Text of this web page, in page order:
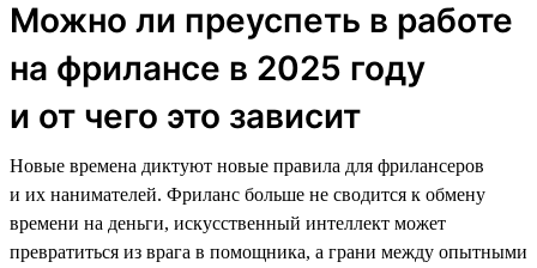
Можно ли преуспеть в работе
на фрилансе в 2025 году
и от чего это зависит
Новые времена диктуют новые правила для фрилансеров
и их нанимателей. Фриланс больше не сводится к обмену
времени на деньги, искусственный интеллект может
превратиться из врага в помощника, а грани между опытными